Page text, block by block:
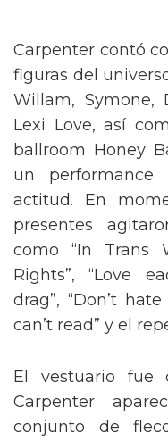
Carpenter contó
figuras del
Willam, Symone,
Lexi Love, así
ballroom Honey
un
actitud. En
presentes
como “In Trans
Rights”, “Love
drag”, “Don’t
can’t read” y el
El vestuario fue
Carpenter
conjunto de